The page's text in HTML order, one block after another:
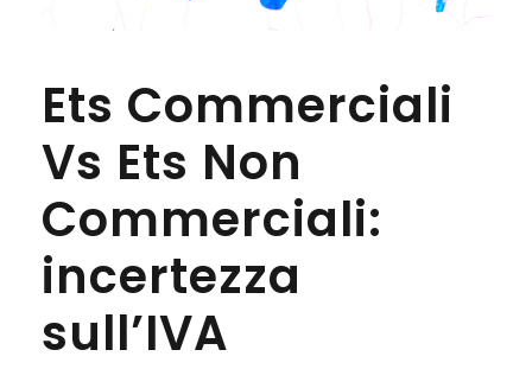
Ets Commerciali
Vs Ets Non
Commerciali:
incertezza
sull’IVA